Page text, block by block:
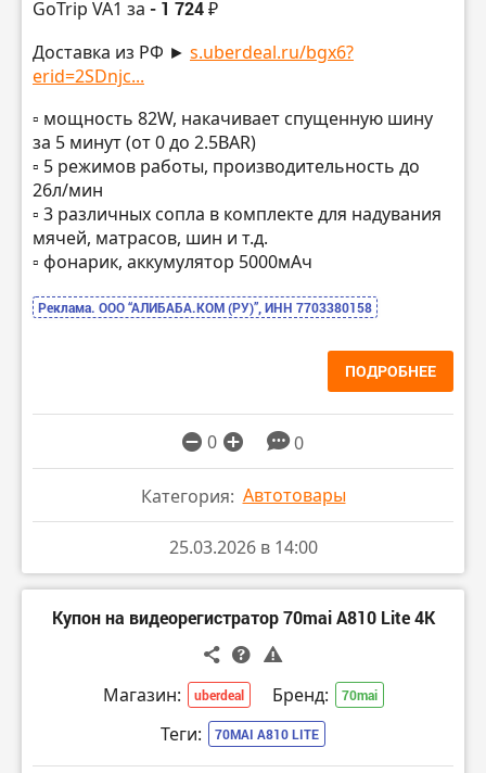
GoTrip VA1 за - 1 724 ₽
Доставка из РФ ► s.uberdeal.ru/bgx6?
erid=2SDnjc...
▫️ мощность 82W, накачивает спущенную шину
за 5 минут (от 0 до 2.5BAR)
▫️ 5 режимов работы, производительность до
26л/мин
▫️ 3 различных сопла в комплекте для надувания
мячей, матрасов, шин и т.д.
▫️ фонарик, аккумулятор 5000мАч
Реклама. ООО “АЛИБАБА.КОМ (РУ)”, ИНН 7703380158
ПОДРОБНЕЕ
0 0
Категория: Автотовары
25.03.2026 в 14:00
Купон на видеорегистратор 70mai A810 Lite 4K
Магазин: uberdeal Бренд: 70mai
Теги: 70MAI A810 LITE